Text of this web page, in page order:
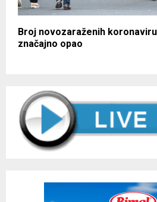
Broj novozaraženih
značajno opao